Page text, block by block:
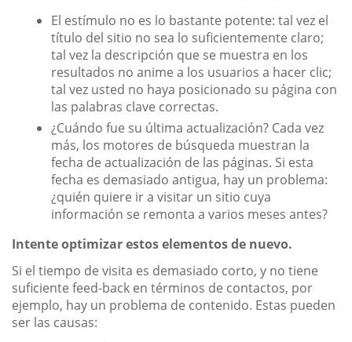
El estímulo no es lo bastante potente: tal vez el
título del sitio no sea lo suficientemente claro;
tal vez la descripción que se muestra en los
resultados no anime a los usuarios a hacer clic;
tal vez usted no haya posicionado su página con
las palabras clave correctas.
¿Cuándo fue su última actualización? Cada vez
más, los motores de búsqueda muestran la
fecha de actualización de las páginas. Si esta
fecha es demasiado antigua, hay un problema:
¿quién quiere ir a visitar un sitio cuya
información se remonta a varios meses antes?
Intente optimizar estos elementos de nuevo.
Si el tiempo de visita es demasiado corto, y no tiene
suficiente feed-back en términos de contactos, por
ejemplo, hay un problema de contenido. Estas pueden
ser las causas: